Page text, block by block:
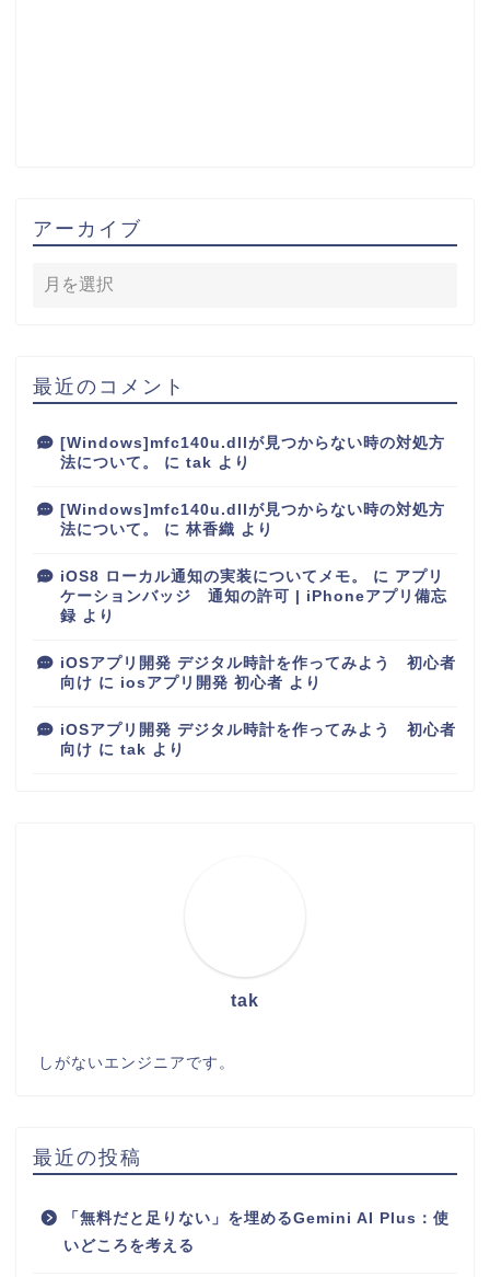
アーカイブ
最近のコメント
[Windows]mfc140u.dllが見つからない時の対処方
法について。
に tak より
[Windows]mfc140u.dllが見つからない時の対処方
法について。
に 林香織 より
iOS8 ローカル通知の実装についてメモ。 に アプリ
ケーションバッジ 通知の許可 | iPhoneアプリ備忘
録 より
iOSアプリ開発 デジタル時計を作ってみよう 初心者
向け に iosアプリ開発 初心者 より
iOSアプリ開発 デジタル時計を作ってみよう 初心者
向け に tak より
tak
しがないエンジニアです。
最近の投稿
「無料だと足りない」を埋めるGemini AI Plus：使
いどころを考える